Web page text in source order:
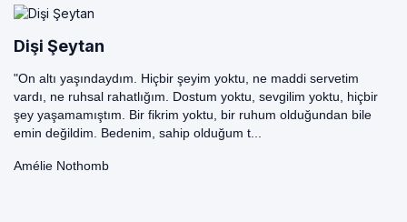
Dişi Şeytan
"On altı yaşındaydım. Hiçbir şeyim yoktu, ne maddi servetim
vardı, ne ruhsal rahatlığım. Dostum yoktu, sevgilim yoktu, hiçbir
şey yaşamamıştım. Bir fikrim yoktu, bir ruhum olduğundan bile
emin değildim. Bedenim, sahip olduğum t...
Amélie Nothomb